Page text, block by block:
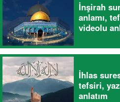
İnşirah
anlamı,
videolu
İhlas
tefsiri,
anlatım